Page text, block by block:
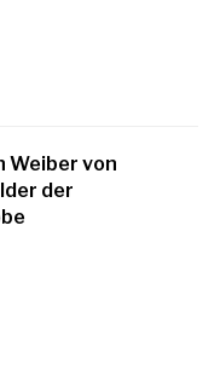
Weiber von
der